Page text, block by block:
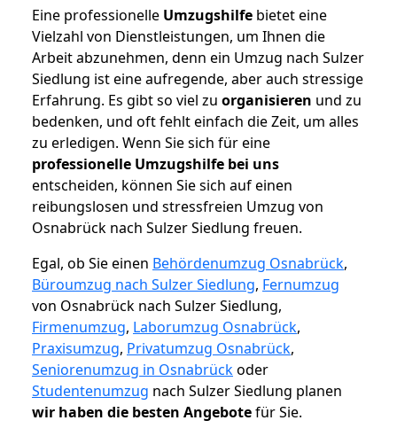
Eine professionelle Umzugshilfe bietet eine
Vielzahl von Dienstleistungen, um Ihnen die
Arbeit abzunehmen, denn ein Umzug nach Sulzer
Siedlung ist eine aufregende, aber auch stressige
Erfahrung. Es gibt so viel zu organisieren und zu
bedenken, und oft fehlt einfach die Zeit, um alles
zu erledigen. Wenn Sie sich für eine
professionelle Umzugshilfe bei uns
entscheiden, können Sie sich auf einen
reibungslosen und stressfreien Umzug von
Osnabrück nach Sulzer Siedlung freuen.
Egal, ob Sie einen Behördenumzug Osnabrück,
Büroumzug nach Sulzer Siedlung, Fernumzug
von Osnabrück nach Sulzer Siedlung,
Firmenumzug, Laborumzug Osnabrück,
Praxisumzug, Privatumzug Osnabrück,
Seniorenumzug in Osnabrückoder
Studentenumzug nach Sulzer Siedlung planen
wir haben die besten Angebotefür Sie.